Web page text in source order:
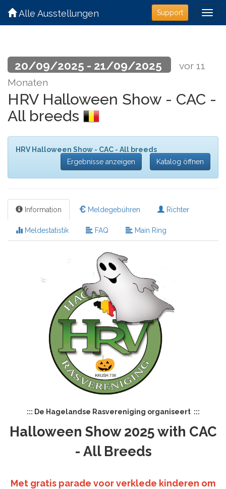
Support
Alle Ausstellungen
20/09/2025 - 21/09/2025
vor 11
Monaten
HRV Halloween Show - CAC -
All breeds
HRV Halloween Show - CAC - All breeds
Ergebnisse anzeigen
Katalog öffnen
Information Meldegebühren Richter
Meldestatistik FAQ Main Ring
::: De Hagelandse Rasvereniging organiseert :::
Halloween Show 2025 with CAC
- All Breeds
Met gratis parade voor verklede kinderen om